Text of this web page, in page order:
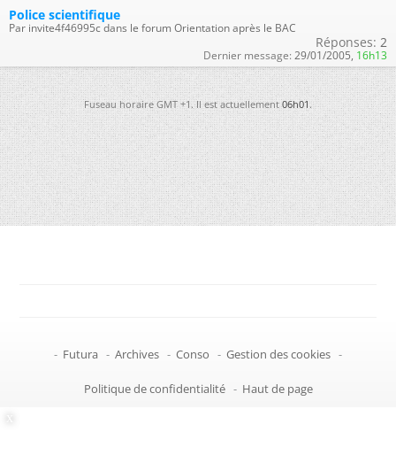
Police scientifique
Par invite4f46995c dans le forum Orientation après le BAC
Réponses: 2
Dernier message: 29/01/2005, 16h13
Fuseau horaire GMT +1. Il est actuellement06h01.
- Futura - Archives - Conso - Gestion des cookies -
Politique de confidentialité - Haut de page